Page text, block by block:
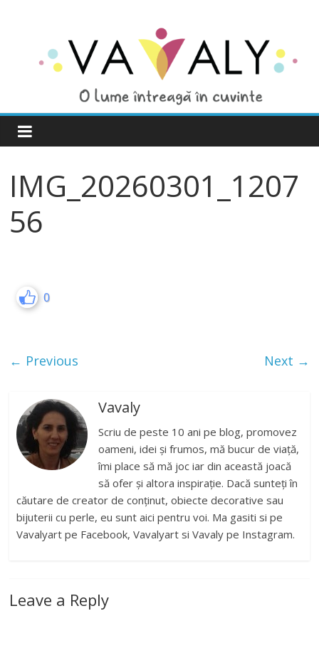
IMG_20260301_1207
56
0
← Previous Next →
Vavaly
Scriu de peste 10 ani pe blog, promovez
oameni, idei și frumos, mă bucur de viață,
îmi place să mă joc iar din această joacă
să ofer și altora inspirație. Dacă sunteți în
căutare de creator de conținut, obiecte decorative sau
bijuterii cu perle, eu sunt aici pentru voi. Ma gasiti si pe
Vavalyart pe Facebook, Vavalyart si Vavaly pe Instagram.
Leave a Reply